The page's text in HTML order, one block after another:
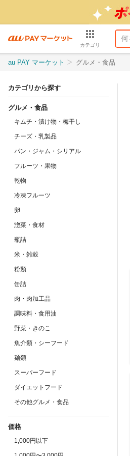
カテゴリ
au PAY マーケット グルメ・食品
カテゴリから探す
グルメ・食品
キムチ・漬け物・梅干し
チーズ・乳製品
パン・ジャム・シリアル
フルーツ・果物
乾物
冷凍フルーツ
卵
惣菜・食材
瓶詰
米・雑穀
粉類
缶詰
肉・肉加工品
調味料・食用油
野菜・きのこ
魚介類・シーフード
麺類
スーパーフード
ダイエットフード
その他グルメ・食品
価格
1,000円以下